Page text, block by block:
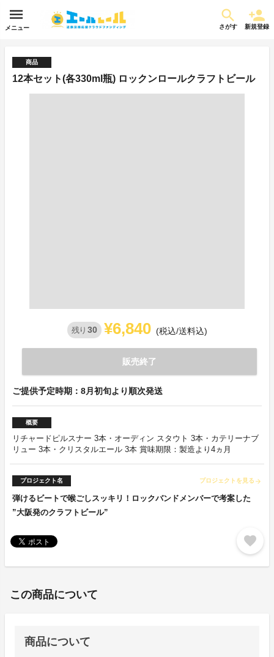
メニュー さがす 新規登録
商品
12本セット(各330ml瓶) ロックンロールクラフトビール
残り 30 ¥6,840 (税込/送料込)
販売終了
ご提供予定時期：8月初旬より順次発送
概要
リチャードピルスナー 3本・オーディン スタウト 3本・カテリーナブ
リュー 3本・クリスタルエール 3本 賞味期限：製造より4ヵ月
プロジェクト名 プロジェクトを見る arrow_forward
弾けるビートで喉ごしスッキリ！ロックバンドメンバーで考案した
”大阪発のクラフトビール”
favorite
この商品について
商品について